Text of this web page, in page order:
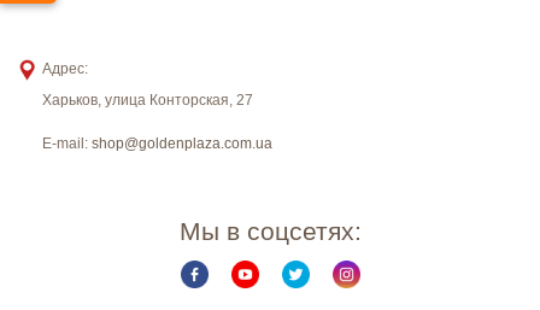
Адрес:
Харьков, улица Конторская, 27
E-mail: shop@goldenplaza.com.ua
Мы в соцсетях: